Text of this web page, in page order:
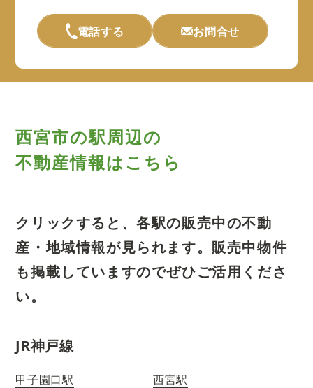
電話する お問合せ
西宮市の駅周辺の
不動産情報はこちら
クリックすると、各駅の販売中の不動
産・地域情報が見られます。 販売中物件
も掲載していますのでぜひご活用くださ
い。
JR神戸線
甲子園口駅
西宮駅